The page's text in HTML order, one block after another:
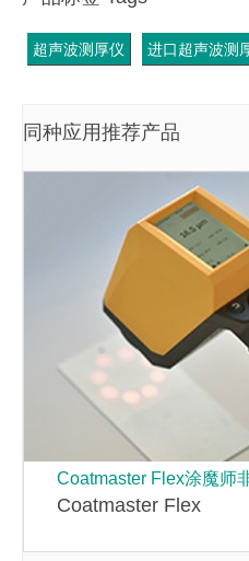
超声波测厚仪 进口超声波测
同种应用推荐产品
Coatmaster Flex涂魔师
Coatmaster Flex